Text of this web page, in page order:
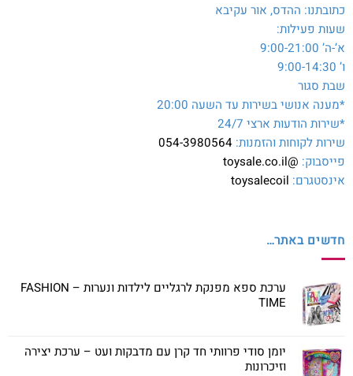
כתובתנו: ההדס, אור עקיבא
שעות פעילות:
א’-ה’ 9:00-21:00
ו’ 9:00-14:30
שבת סגור
*מענה אנושי בשירות עד השעה 20:00
*שירות הודעות ארצי 24/7
שירות לקוחות והזמנות: 054-3980564
פייסבוק: @toysale.co.il
אינסטגרם: toysalecoil
חדשים באתר…
ערכת ספא מפנקת לרגליים לילדות ונערות – FASHION
TIME
יומן סודי פרוותי חד קרן עם מדבקות ועט – ערכת יצירה
וזיכרונות